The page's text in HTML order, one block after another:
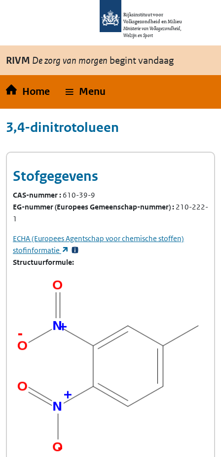
Overslaan en naar de inhoud gaan
Rijksinstituut voor
Volksgezondheid en Milieu
Ministerie van Volksgezondheid,
Welzijn en Sport
RIVM De zorg van morgen begint vandaag
Home Menu
3,4-dinitrotolueen
Stofgegevens
CAS-nummer 610-39-9
EG-nummer(Europees Gemeenschap-nummer) 210-222-
1
ECHA(Europees Agentschap voor chemische stoffen)
stofinformatie
(opent in een nieuw tabblad)
Structuurformule